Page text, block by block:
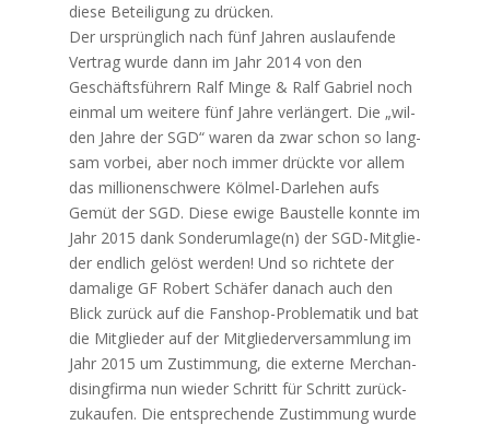
die­se Betei­li­gung zu drücken.
Der ursprüng­lich nach fünf Jah­ren aus­lau­fen­de
Ver­trag wur­de dann im Jahr 2014 von den
Geschäfts­füh­rern Ralf Min­ge & Ralf Gabri­el noch
ein­mal um wei­te­re fünf Jah­re ver­län­gert. Die „wil­
den Jah­re der SGD“ waren da zwar schon so lang­
sam vor­bei, aber noch immer drück­te vor allem
das mil­lio­nen­schwe­re Köl­mel-Dar­le­hen aufs
Gemüt der SGD. Die­se ewi­ge Bau­stel­le konn­te im
Jahr 2015 dank Sonderumlage(n) der SGD-Mit­glie­
der end­lich gelöst wer­den! Und so rich­te­te der
dama­li­ge GF Robert Schä­fer danach auch den
Blick zurück auf die Fan­shop-Pro­ble­ma­tik und bat
die Mit­glie­der auf der Mit­glie­der­ver­samm­lung im
Jahr 2015 um Zustim­mung, die exter­ne Mer­chan­
di­sin­g­fir­ma nun wie­der Schritt für Schritt zurück­
zu­kau­fen. Die ent­spre­chen­de Zustim­mung wur­de